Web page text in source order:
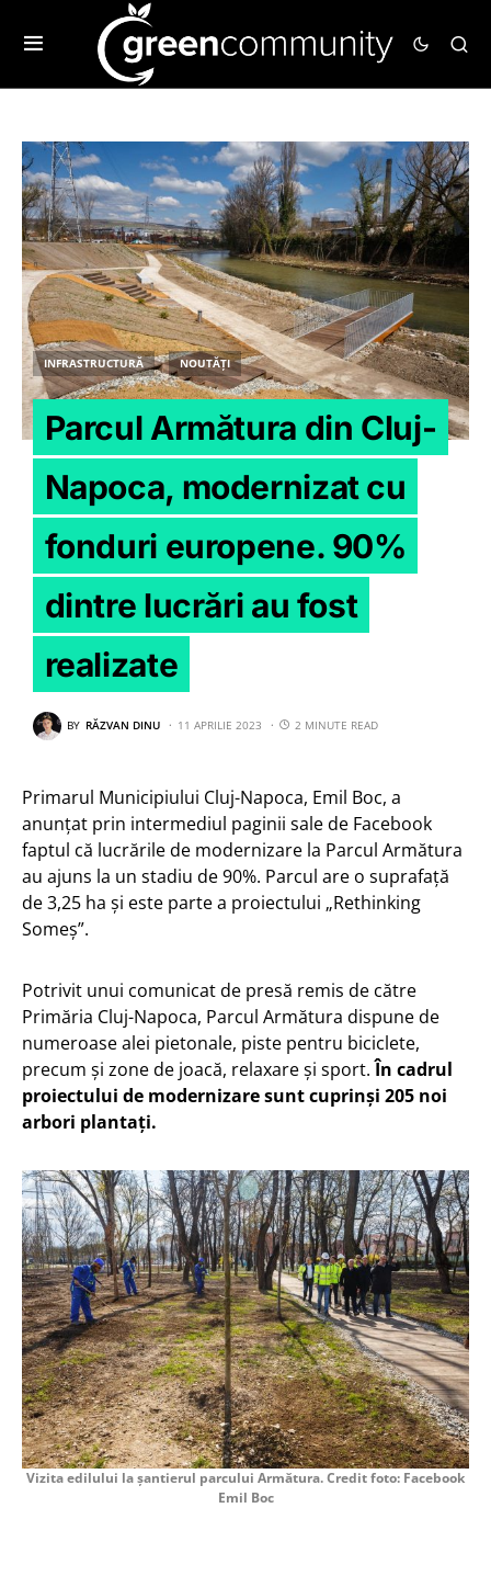
INFRASTRUCTURĂ NOUTĂȚI
Parcul Armătura din Cluj-
Napoca, modernizat cu
fonduri europene. 90%
dintre lucrări au fost
realizate
BY RĂZVAN DINU 11 APRILIE 2023 2 MINUTE READ
Primarul Municipiului Cluj-Napoca, Emil Boc, a
anunțat prin intermediul paginii sale de Facebook
faptul că lucrările de modernizare la Parcul Armătura
au ajuns la un stadiu de 90%. Parcul are o suprafață
de 3,25 ha și este parte a proiectului „Rethinking
Someș”.
Potrivit unui comunicat de presă remis de către
Primăria Cluj-Napoca, Parcul Armătura dispune de
numeroase alei pietonale, piste pentru biciclete,
precum și zone de joacă, relaxare și sport.În cadrul
proiectului de modernizare sunt cuprinși 205 noi
arbori plantați.
Vizita edilului la șantierul parcului Armătura. Credit foto: Facebook
Emil Boc